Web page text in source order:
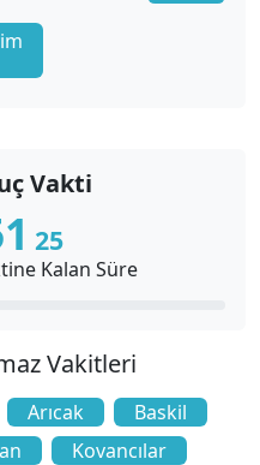
Vakti
24
Kalan Süre
Vakitleri
Arıcak
Baskil
Kovancılar